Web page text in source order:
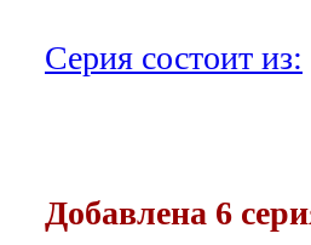
Серия состоит из:
Добавлена 6